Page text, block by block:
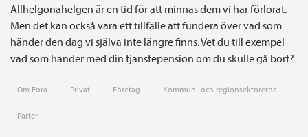
Allhelgonahelgen är en tid för att minnas dem vi har förlorat.
Men det kan också vara ett tillfälle att fundera över vad som
händer den dag vi själva inte längre finns. Vet du till exempel
vad som händer med din tjänstepension om du skulle gå bort?
Om Fora Privat Företag Kommun- och regionsektorerna
Parter